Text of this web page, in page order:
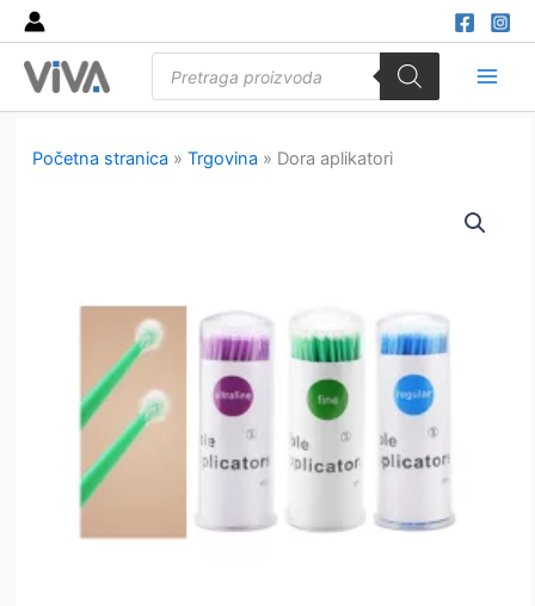
Skip
to
content
search
Početna stranica »Trgovina » Dora aplikatori